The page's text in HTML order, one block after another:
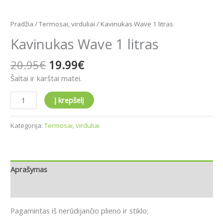
Pradžia /Termosai, virduliai / Kavinukas Wave 1 litras
Kavinukas Wave 1 litras
20.95€ 19.99€
Šaltai ir karštai matei.
Į krepšelį
Kategorija: Termosai, virduliai
Aprašymas
Pagamintas iš nerūdijančio plieno ir stiklo;